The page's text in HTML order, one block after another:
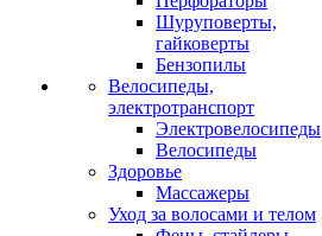
Шуруповерты,
гайковерты
Бензопилы
Велосипеды,
электротранспорт
Электровелосипеды
Велосипеды
Здоровье
Массажеры
Уход за волосами и телом